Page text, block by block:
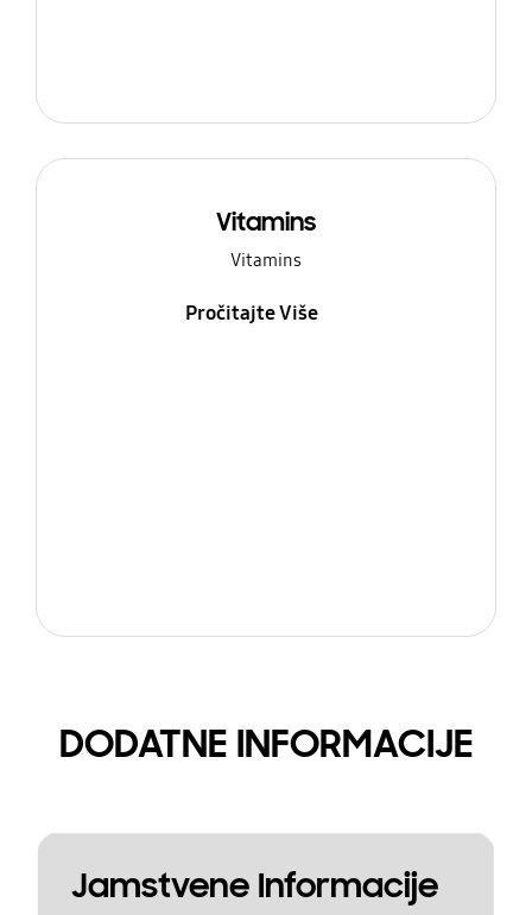
Vitamins
Vitamins
Pročitajte Više
DODATNE INFORMACIJE
Jamstvene Informacije